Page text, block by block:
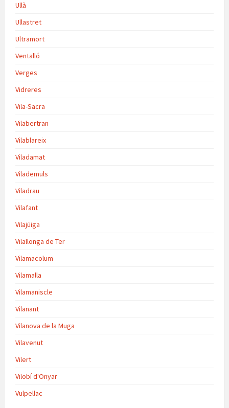
Ullà
Ullastret
Ultramort
Ventalló
Verges
Vidreres
Vila-Sacra
Vilabertran
Vilablareix
Viladamat
Vilademuls
Viladrau
Vilafant
Vilajüiga
Vilallonga de Ter
Vilamacolum
Vilamalla
Vilamaniscle
Vilanant
Vilanova de la Muga
Vilavenut
Vilert
Vilobí d'Onyar
Vulpellac